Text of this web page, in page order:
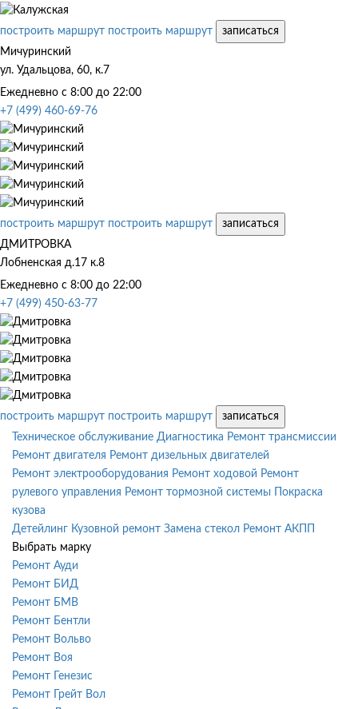
построить маршрут построить маршрут
записаться
Мичуринский
ул. Удальцова, 60, к.7
Ежедневно с 8:00 до 22:00
+7 (499) 460-69-76
построить маршрут построить маршрут
записаться
ДМИТРОВКА
Лобненская д.17 к.8
Ежедневно с 8:00 до 22:00
+7 (499) 450-63-77
построить маршрут построить маршрут
записаться
Техническое обслуживание Диагностика Ремонт трансмиссии
Ремонт двигателя Ремонт дизельных двигателей
Ремонт электрооборудования Ремонт ходовой Ремонт
рулевого управления Ремонт тормозной системы
Покраска
кузова
Детейлинг Кузовной ремонт Замена стекол Ремонт АКПП
Выбрать марку
Ремонт Ауди
Ремонт БИД
Ремонт БМВ
Ремонт Бентли
Ремонт Вольво
Ремонт Воя
Ремонт Генезис
Ремонт Грейт Вол